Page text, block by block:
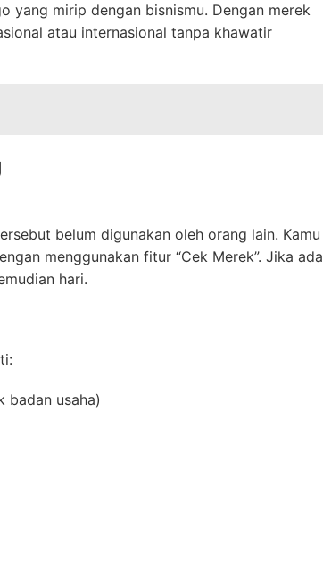
yang mirip dengan bisnismu. Dengan merek
atau internasional tanpa khawatir
belum digunakan oleh orang lain. Kamu
menggunakan fitur “Cek Merek”. Jika ada
hari.
badan usaha)